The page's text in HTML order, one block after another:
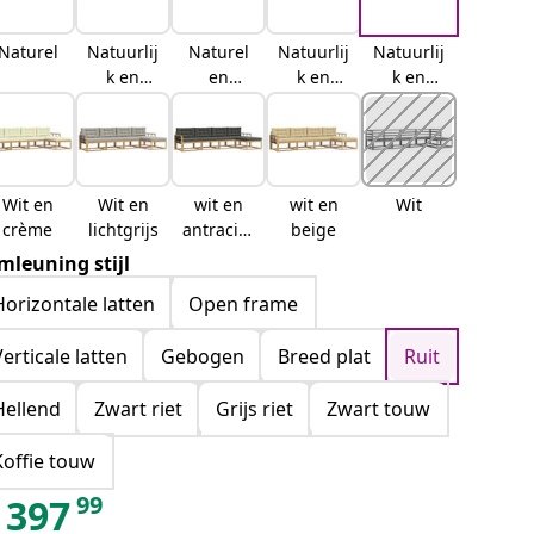
Natuurlij
k en
crème
Naturel
en
lichtgrijs
Natuurlij
k en
antraciet
Natuurlij
k en
beige
Wit en
crème
Wit en
lichtgrijs
wit en
antraciet
wit en
beige
Wit
stijl
latten
Open frame
latten
Gebogen Breed plat
Ruit
Zwart riet Grijs riet
Zwart touw
touw
39799